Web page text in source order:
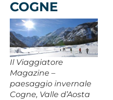
COGNE
Il Viaggiatore
Magazine –
paesaggio invernale
Cogne, Valle d’Aosta